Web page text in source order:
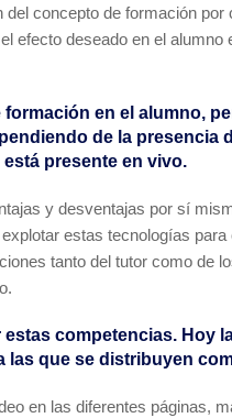
del concepto de formación
efecto deseado en el
en el alumno,
de la presencia
presente en vivo.
y desventajas por sí
estas tecnologías
tanto del tutor como de
competencias. Hoy
que se distribuyen
en las diferentes páginas,